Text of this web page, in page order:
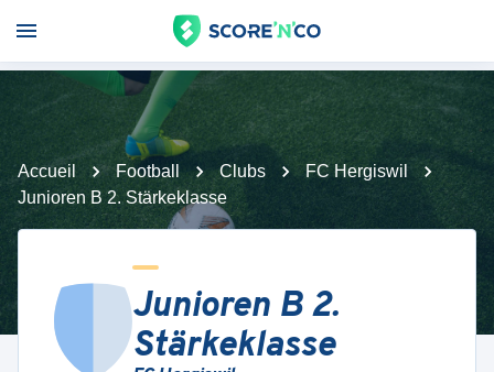
Accueil Football Clubs
FC Hergiswil
Junioren B 2. Stärkeklasse
Junioren B 2.
Stärkeklasse